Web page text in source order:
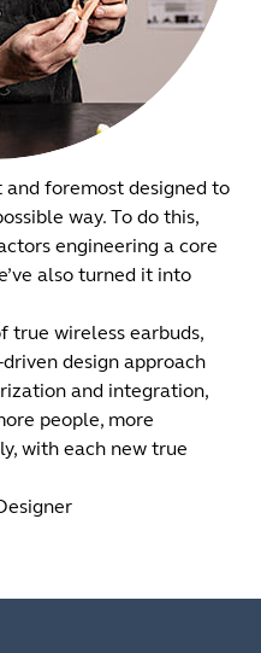
and foremost designed to
way. To do this,
engineering a core
also turned it into
true wireless earbuds,
design approach
and integration,
people, more
with each new true